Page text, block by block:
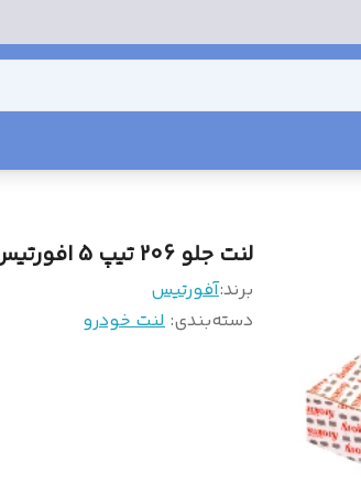
لنت جلو 206 تیپ 5 افورتیس
برند:آفورتیس
دسته‌بندی: لنت خودرو